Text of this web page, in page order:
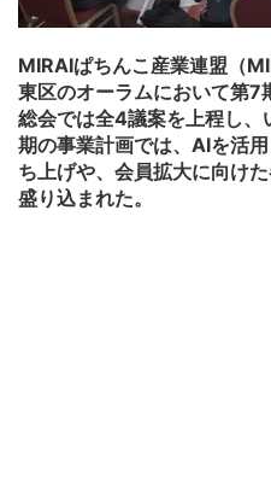
MIRAIぱちんこ産業連盟（
東区のオーラムにおいて第7
総会では全4議案を上程し
期の事業計画では、AIを活
ち上げや、会員拡大に向け
盛り込まれた。